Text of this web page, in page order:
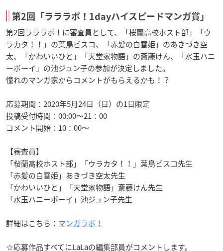
第2回「ラララボ！1dayハイスピードマンガ賞」
第2回ラララボ！に審査員として、「桜蘭高校ホスト部」「ウ
ラカタ！！」の葉鳥ビスコ、「赤髪の白雪姫」のあきづき空
太、「かわいいひと」「天堂家物語」の斎藤けん、「水玉ハニ
ーボーイ」の池ジュン子の参加が決定しました。
憧れのマンガ家からコメントがもらえるかも！？
応募期間：2020年5月24日（日）の1日限定
投稿受付時間：00:00〜21：00
コメント開始：10：00～
【審査員】
「桜蘭高校ホスト部」「ウラカタ！！」葉鳥ビスコ先生
「赤髪の白雪姫」あきづき空太先生
「かわいいひと」「天堂家物語」斎藤けん先生
「水玉ハニーボーイ」池ジュン子先生
詳細はこちら： マンガラボ！
☆応募作品すべてにLaLaの編集部員がコメントします。